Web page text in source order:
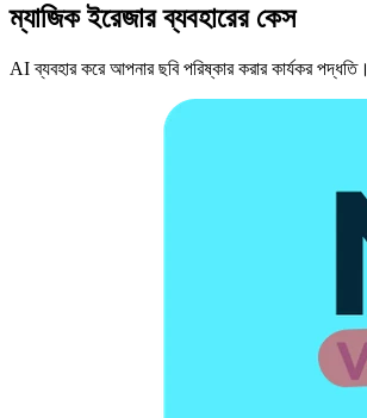
ম্যাজিক ইরেজার ব্যবহারের কেস
AI ব্যবহার করে আপনার ছবি পরিষ্কার করার কার্যকর পদ্ধতি।